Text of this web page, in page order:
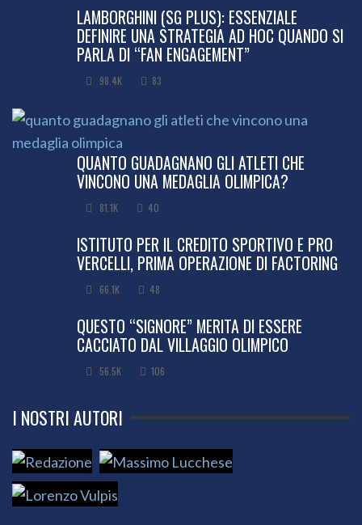
LAMBORGHINI (SG PLUS): ESSENZIALE
DEFINIRE UNA STRATEGIA AD HOC QUANDO SI
PARLA DI “FAN ENGAGEMENT”
98.4K 83
QUANTO GUADAGNANO GLI ATLETI CHE
VINCONO UNA MEDAGLIA OLIMPICA?
81.1K 40
ISTITUTO PER IL CREDITO SPORTIVO E PRO
VERCELLI, PRIMA OPERAZIONE DI FACTORING
66.1K 48
QUESTO “SIGNORE” MERITA DI ESSERE
CACCIATO DAL VILLAGGIO OLIMPICO
56.5K 106
I NOSTRI AUTORI